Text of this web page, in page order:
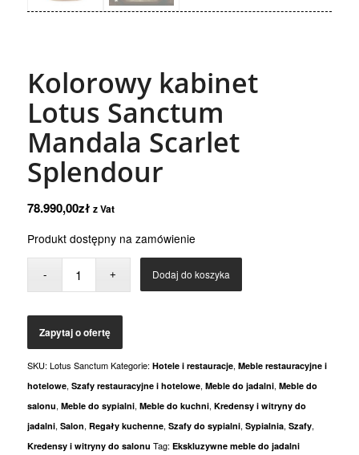
Kolorowy kabinet
Lotus Sanctum
Mandala Scarlet
Splendour
78.990,00zł z Vat
Produkt dostępny na zamówienie
Dodaj do koszyka
SKU: Lotus Sanctum Kategorie: Hotele i restauracje, Meble restauracyjne i
hotelowe, Szafy restauracyjne i hotelowe, Meble do jadalni, Meble do
salonu, Meble do sypialni, Meble do kuchni, Kredensy i witryny do
jadalni, Salon, Regały kuchenne, Szafy do sypialni, Sypialnia, Szafy,
Kredensy i witryny do salonu Tag: Ekskluzywne meble do jadalni